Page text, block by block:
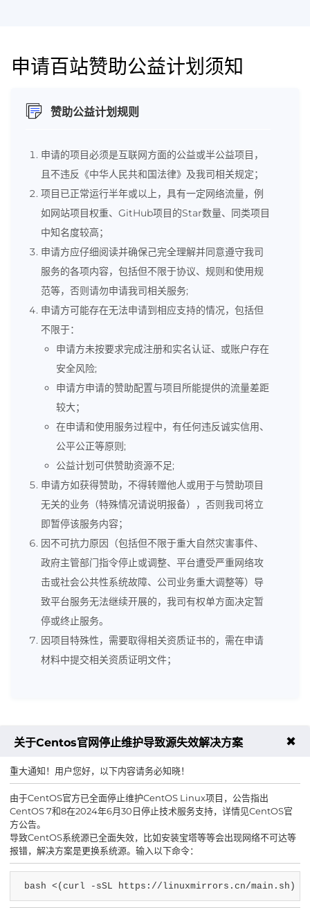
申请百站赞助公益计划须知
赞助公益计划规则
申请的项目必须是互联网方面的公益或半公益项目，
且不违反《中华人民共和国法律》及我司相关规定；
项目已正常运行半年或以上，具有一定网络流量，例
如网站项目权重、GitHub项目的Star数量、同类项目
中知名度较高；
申请方应仔细阅读并确保己完全理解并同意遵守我司
服务的各项内容，包括但不限于协议、规则和使用规
范等，否则请勿申请我司相关服务;
申请方可能存在无法申请到相应支持的情况，包括但
不限于：
申请方未按要求完成注册和实名认证、或账户存在
安全风险;
申请方申请的赞助配置与项目所能提供的流量差距
较大；
在申请和使用服务过程中，有任何违反诚实信用、
公平公正等原则;
公益计划可供赞助资源不足;
申请方如获得赞助，不得转赠他人或用于与赞助项目
无关的业务（特殊情况请说明报备），否则我司将立
即暂停该服务内容；
因不可抗力原因（包括但不限于重大自然灾害事件、
政府主管部门指令停止或调整、平台遭受严重网络攻
击或社会公共性系统故障、公司业务重大调整等）导
致平台服务无法继续开展的，我司有权单方面决定暂
停或终止服务。
因项目特殊性，需要取得相关资质证书的，需在申请
材料中提交相关资质证明文件；
公益赞助案例
为站长提供服务器赞助，支持内容创新和建设，促进信息共享和交
流。
关于Centos官网停止维护导致源失效解决方案 ✖
重大通知！用户您好，以下内容请务必知晓！
由于CentOS官方已全面停止维护CentOS Linux项目，公告指出
CentOS 7和8在2024年6月30日停止技术服务支持，详情见CentOS官
方公告。
导致CentOS系统源已全面失效，比如安装宝塔等等会出现网络不可达等
报错，解决方案是更换系统源。输入以下命令：
bash <(curl -sSL https://linuxmirrors.cn/main.sh)